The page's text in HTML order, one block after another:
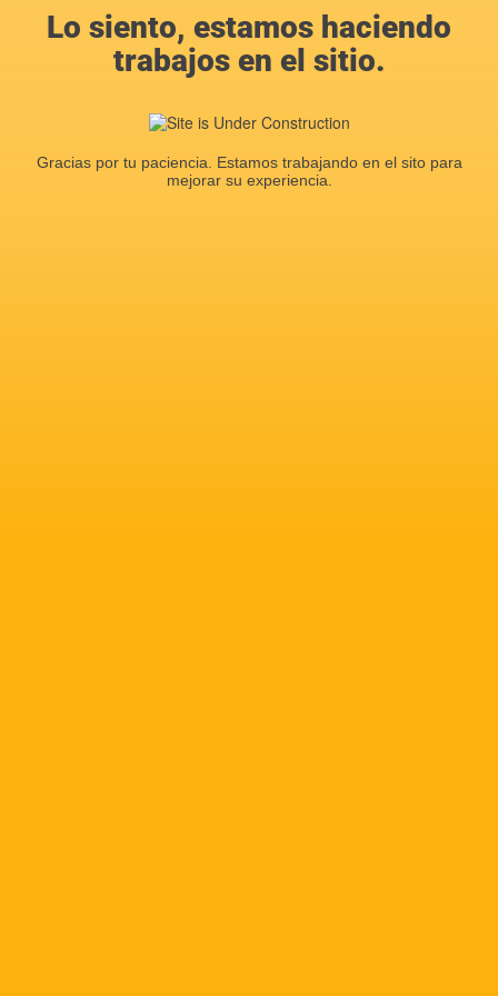
Lo siento, estamos haciendo
trabajos en el sitio.
Gracias por tu paciencia. Estamos trabajando en el sito para
mejorar su experiencia.